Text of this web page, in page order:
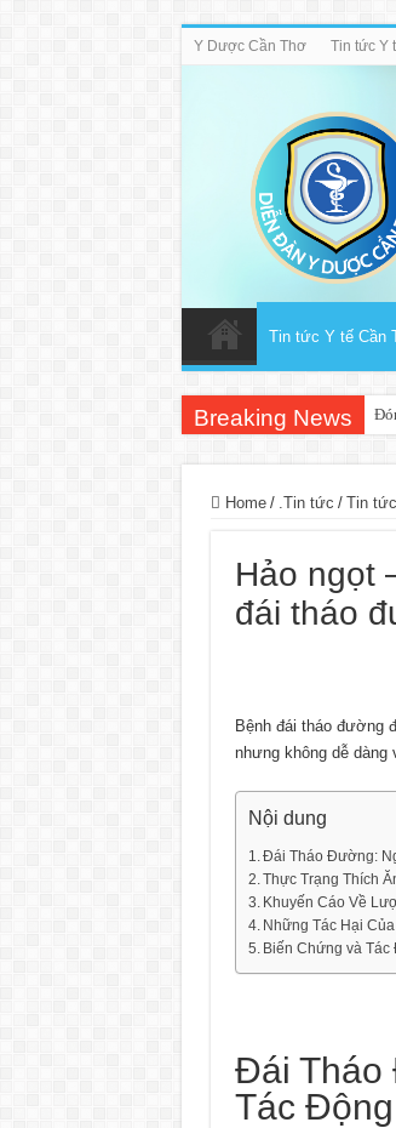
Y Dược Cần Thơ Tin tức Y
Tin tức Y tế Cần
Breaking News
Home / .Tin tức / Tin
Hảo ngọt
đái tháo
Bệnh đái tháo đường
nhưng không dễ dàng
Nội dung
Đái Tháo Đường:
Thực Trạng Thích
Khuyến Cáo Về
Những Tác Hại
Biến Chứng và
Đái Tháo
Tác